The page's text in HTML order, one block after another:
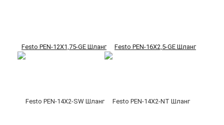
Festo PEN-12X1,75-GE Шланг Festo PEN-16X2,5-GE Шланг